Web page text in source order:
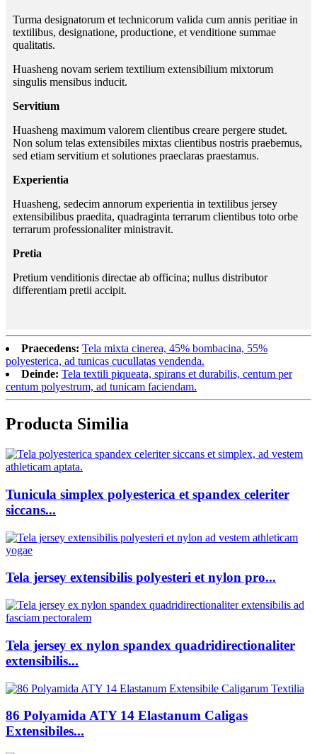
Turma designatorum et technicorum valida cum annis peritiae in
textilibus, designatione, productione, et venditione summae
qualitatis.
Huasheng novam seriem textilium extensibilium mixtorum
singulis mensibus inducit.
Servitium
Huasheng maximum valorem clientibus creare pergere studet.
Non solum telas extensibiles mixtas clientibus nostris praebemus,
sed etiam servitium et solutiones praeclaras praestamus.
Experientia
Huasheng, sedecim annorum experientia in textilibus jersey
extensibilibus praedita, quadraginta terrarum clientibus toto orbe
terrarum professionaliter ministravit.
Pretia
Pretium venditionis directae ab officina; nullus distributor
differentiam pretii accipit.
Praecedens: Tela mixta cinerea, 45% bombacina, 55%
polyesterica, ad tunicas cucullatas vendenda.
Deinde: Tela textili piqueata, spirans et durabilis, centum per
centum polyestrum, ad tunicam faciendam.
Producta Similia
Tunicula simplex polyesterica et spandex celeriter
siccans...
Tela jersey extensibilis polyesteri et nylon pro...
Tela jersey ex nylon spandex quadridirectionaliter
extensibilis...
86 Polyamida ATY 14 Elastanum Caligas
Extensibiles...